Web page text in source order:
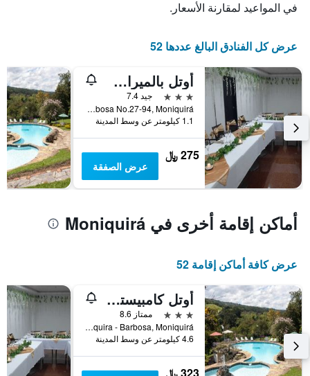
الإقامة
التالي
محور
Y
يعرض
متوسط
سعر
غرفة
في المواعيد لمقارنة الأسعار.
عرض كل الفنادق البالغ عددها 52
أوتل بالميراس ذي لوث
3 نجوم
جيد 7.4
Carretera Central a Barbosa No.27-94, Moniquirá, كولومبيا
1.1 كيلومتر عن وسط المدينة
275 ﷼
عرض الصفقة
أماكن إقامة أخرى في Moniquirá
عرض كافة أماكن إقامة 52
أوتل كامبيسترى لوس آرايانيس
3 نجوم
ممتاز 8.6
km 5 Moniquira - Barbosa, Moniquirá, كولومبيا
4.6 كيلومتر عن وسط المدينة
323 ﷼